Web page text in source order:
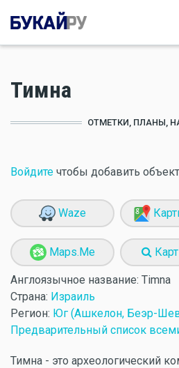
Тимна
ОТМЕТКИ, ПЛАНЫ,
Войдите чтобы добавить
Waze
Maps.Me
Англоязычное название: Timna
Страна: Израиль
Регион: Юг (Ашкелон, Беэр-
Предварительный список
Тимна - это археологический